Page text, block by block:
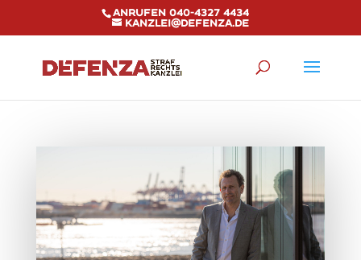
Anrufen 040-4327 4434
kanzlei@defenza.de